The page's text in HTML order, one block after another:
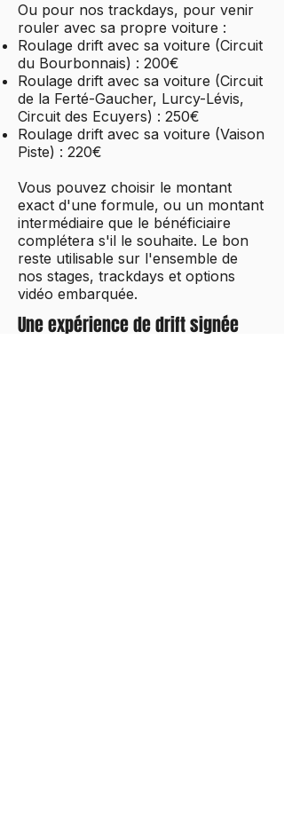
Ou pour nos trackdays, pour venir
rouler avec sa propre voiture :
Roulage drift avec sa voiture (Circuit
du Bourbonnais) : 200€
Roulage drift avec sa voiture (Circuit
de la Ferté-Gaucher, Lurcy-Lévis,
Circuit des Ecuyers) : 250€
Roulage drift avec sa voiture (Vaison
Piste) : 220€
Vous pouvez choisir le montant
exact d'une formule, ou un montant
intermédiaire que le bénéficiaire
complétera s'il le souhaite. Le bon
reste utilisable sur l'ensemble de
nos stages, trackdays et options
vidéo embarquée.
Une expérience de drift signée